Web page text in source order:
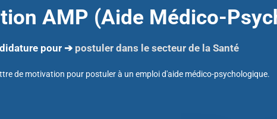
AMP (Aide Médico-
pour ➔ postuler dans le secteur de la Santé
de motivation pour postuler à un emploi d'aide médico-psychologique.